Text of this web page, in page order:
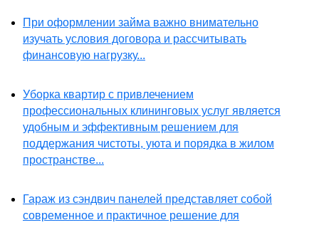
При оформлении займа важно внимательно
изучать условия договора и рассчитывать
финансовую нагрузку...
Уборка квартир с привлечением
профессиональных клининговых услуг является
удобным и эффективным решением для
поддержания чистоты, уюта и порядка в жилом
пространстве...
Гараж из сэндвич панелей представляет собой
современное и практичное решение для